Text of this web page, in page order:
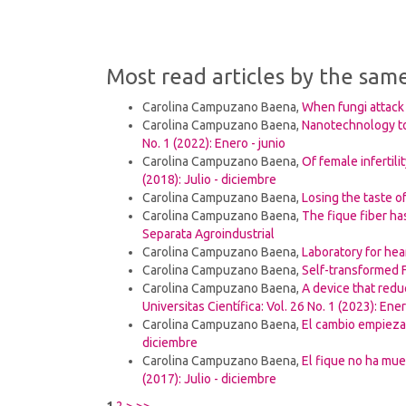
Most read articles by the
Carolina Campuzano Baena, When fungi attack
Carolina Campuzano Baena, Nanotechnology
No. 1 (2022): Enero - junio
Carolina Campuzano Baena, Of female
(2018): Julio - diciembre
Carolina Campuzano Baena, Losing the taste
Carolina Campuzano Baena, The fique fiber
Separata Agroindustrial
Carolina Campuzano Baena, Laboratory for
Carolina Campuzano Baena, Self-transformed
Carolina Campuzano Baena, A device that
Universitas Científica: Vol. 26 No. 1 (2023):
Carolina Campuzano Baena, El cambio
diciembre
Carolina Campuzano Baena, El fique no ha
(2017): Julio - diciembre